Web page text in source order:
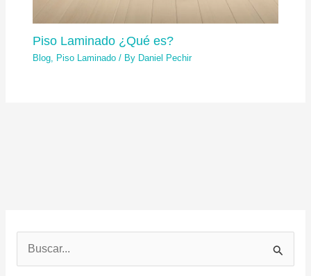
Piso Laminado ¿Qué es?
Blog, Piso Laminado / By Daniel Pechir
u